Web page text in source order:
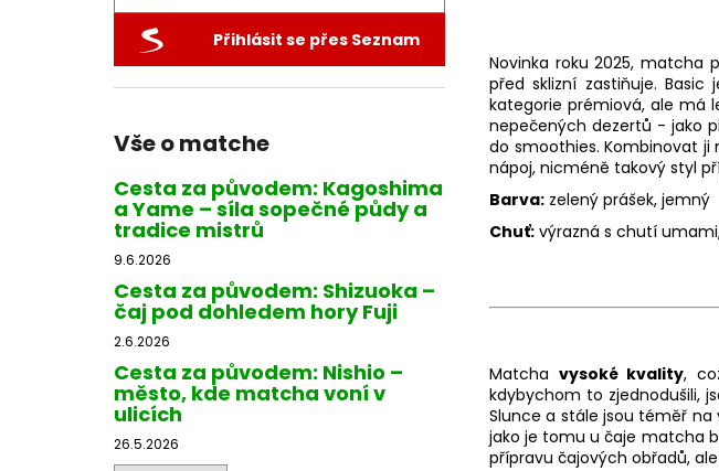
Přihlásit se přes Seznam
Vše o matche
Cesta za původem: Kagoshima
a Yame – síla sopečné půdy a
tradice mistrů
9.6.2026
Cesta za původem: Shizuoka –
čaj pod dohledem hory Fuji
2.6.2026
Cesta za původem: Nishio –
město, kde matcha voní v
ulicích
26.5.2026
Novinka roku 2025, matcha
před sklizní zastiňuje.
kategorie prémiová, ale má
nepečených dezertů - jako
do smoothies. Kombinovat
nápoj, nicméně takový styl
Barva: zelený prášek, jemný
Chuť: výrazná s chutí
Matcha vysoké kvality,
kdybychom to zjednodušili,
Slunce a stále jsou téměř na
jako je tomu u čaje matcha
přípravu čajových obřadů,
STORM MATCHA EMERALD
40 Kč
1 159 Kč